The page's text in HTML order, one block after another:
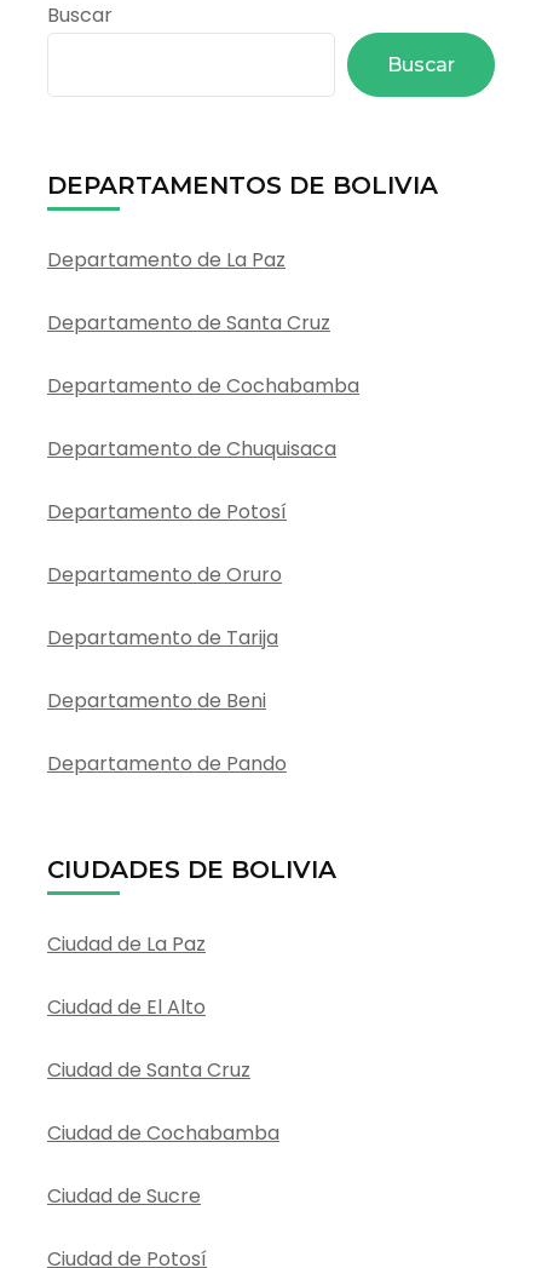
Buscar
Buscar
DEPARTAMENTOS DE BOLIVIA
Departamento de La Paz
Departamento de Santa Cruz
Departamento de Cochabamba
Departamento de Chuquisaca
Departamento de Potosí
Departamento de Oruro
Departamento de Tarija
Departamento de Beni
Departamento de Pando
CIUDADES DE BOLIVIA
Ciudad de La Paz
Ciudad de El Alto
Ciudad de Santa Cruz
Ciudad de Cochabamba
Ciudad de Sucre
Ciudad de Potosí